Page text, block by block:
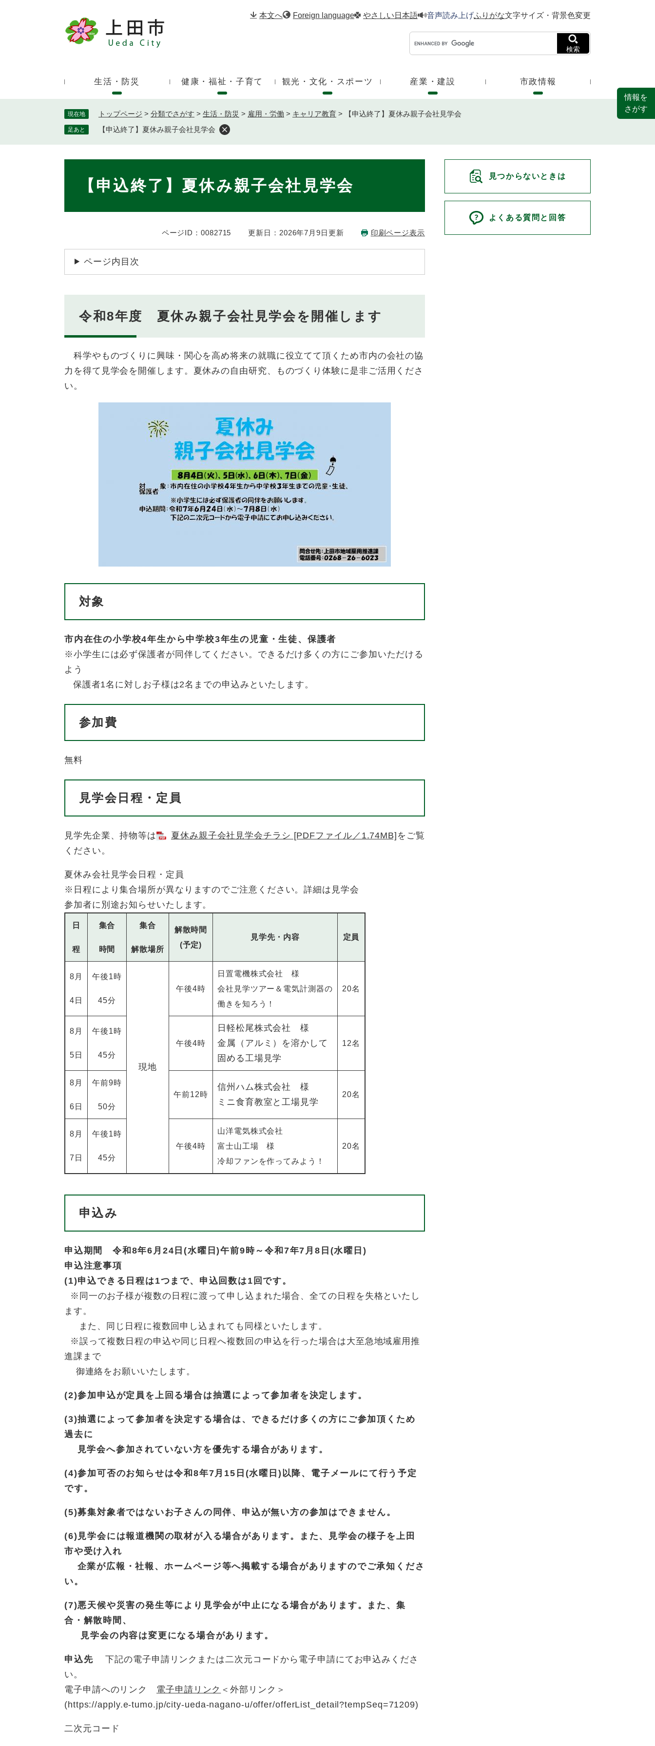
。
本文へ Foreign language やさしい日本語 音声読み上げふりがな文字サイズ・背景色変更
ド
検索
生活・防災 健康・福祉・子育て 観光・文化・スポーツ 産業・建設 市政情報
現在地 トップページ > 分類でさがす > 生活・防災 > 雇用・労働 > キャリア教育 > 【申込終了】夏休み親子会社見学会
足あと 【申込終了】夏休み親子会社見学会
【申込終了】夏休み親子会社見学会
ページID：0082715 更新日：2026年7月9日更新 印刷ページ表示
ページ内目次
令和8年度 夏休み親子会社見学会を開催します
科学やものづくりに興味・関心を高め将来の就職に役立てて頂くため市内の会社の協
力を得て見学会を開催します。夏休みの自由研究、ものづくり体験に是非ご活用くださ
い。
対象
市内在住の小学校4年生から中学校3年生の児童・生徒、保護者
※小学生には必ず保護者が同伴してください。できるだけ多くの方にご参加いただける
よう
保護者1名に対しお子様は2名までの申込みといたします。
参加費
無料
見学会日程・定員
見学先企業、持物等は 夏休み親子会社見学会チラシ [PDFファイル／1.74MB] をご覧
ください。
夏休み会社見学会日程・定員
※日程により集合場所が異なりますのでご注意ください。詳細は見学会
参加者に別途お知らせいたします。
日
程
集合
時間
集合
解散場所
解散時間
(予定)
見学先・内容 定員
8月
4日
午後1時
45分
現地
午後4時
日置電機株式会社 様
会社見学ツアー＆電気計測器の
働きを知ろう！
20名
8月
5日
午後1時
45分
午後4時
日軽松尾株式会社 様
金属（アルミ）を溶かして
固める工場見学​
12名
8月
6日
午前9時
50分
午前12時
信州ハム株式会社 様
ミニ食育教室と工場見学​
20名
8月
7日
午後1時
45分
午後4時
山洋電気株式会社
富士山工場 様
冷却ファンを作ってみよう！
20名
申込み
申込期間 令和8年6月24日(水曜日)午前9時～令和7年7月8日(水曜日)
申込注意事項
(1)申込できる日程は1つまで、申込回数は1回です。
※同一のお子様が複数の日程に渡って申し込まれた場合、全ての日程を失格といたし
ます。
また、同じ日程に複数回申し込まれても同様といたします。
※誤って複数日程の申込や同じ日程へ複数回の申込を行った場合は大至急地域雇用推
進課まで
御連絡をお願いいたします。
(2)参加申込が定員を上回る場合は抽選によって参加者を決定します。
(3)抽選によって参加者を決定する場合は、できるだけ多くの方にご参加頂くため
過去に
見学会へ参加されていない方を優先する場合があります。
(4)参加可否のお知らせは令和8年7月15日(水曜日)以降、電子メールにて行う予定
です。
(5)募集対象者ではないお子さんの同伴、申込が無い方の参加はできません。
(6)見学会には報道機関の取材が入る場合があります。また、見学会の様子を上田
市や受け入れ
企業が広報・社報、ホームページ等へ掲載する場合がありますのでご承知くださ
い。​
(7)悪天候や災害の発生等により見学会が中止になる場合があります。また、集
合・解散時間、
見学会の内容は変更になる場合があります。
申込先 下記の電子申請リンクまたは二次元コードから電子申請にてお申込みくださ
い。
電子申請へのリンク 電子申請リンク ＜外部リンク＞
(https://apply.e-tumo.jp/city-ueda-nagano-u/offer/offerList_detail?tempSeq=71209)
二次元コード
見つからないときは
よくある質問と回答
情報を
さがす